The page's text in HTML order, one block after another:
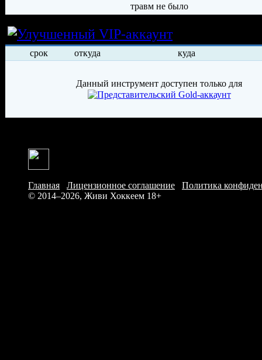
травм не было
Условия
срок откуда куда
Данный инструмент доступен только для
Главная Лицензионное соглашение
Политика
© 2014–2026, Живи Хоккеем 18+